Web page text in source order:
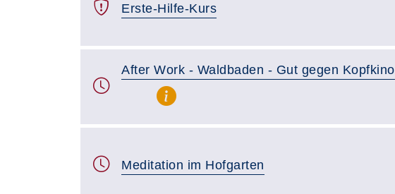
Erste-Hilfe-Kurs
After Work - Waldbaden - Gut gegen Kopfkino
Meditation im Hofgarten